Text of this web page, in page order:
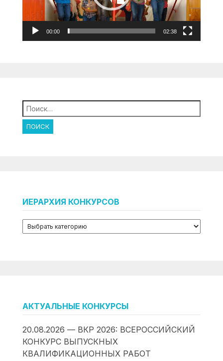
00:00 02:38
Найти:
ИЕРАРХИЯ КОНКУРСОВ
АКТУАЛЬНЫЕ КОНКУРСЫ
20.08.2026 — ВКР 2026: ВСЕРОССИЙСКИЙ
КОНКУРС ВЫПУСКНЫХ
КВАЛИФИКАЦИОННЫХ РАБОТ